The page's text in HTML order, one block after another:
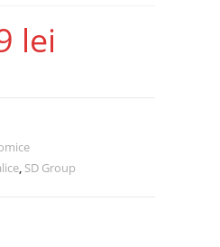
lei
, SD Group